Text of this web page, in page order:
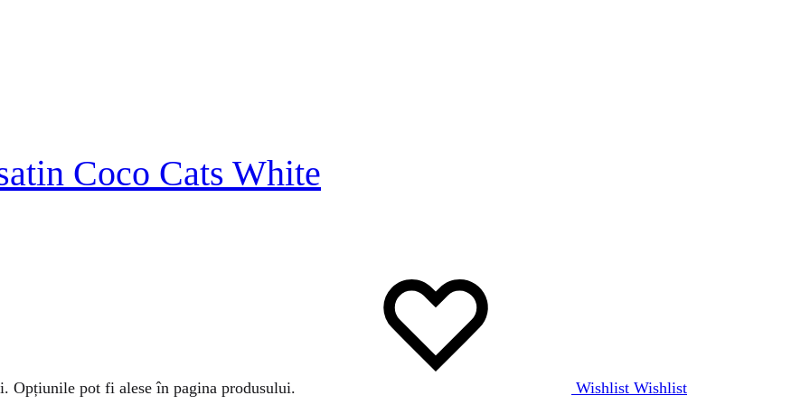
Coco Cats White
Opțiunile pot fi alese în pagina produsului. Wishlist Wishlist